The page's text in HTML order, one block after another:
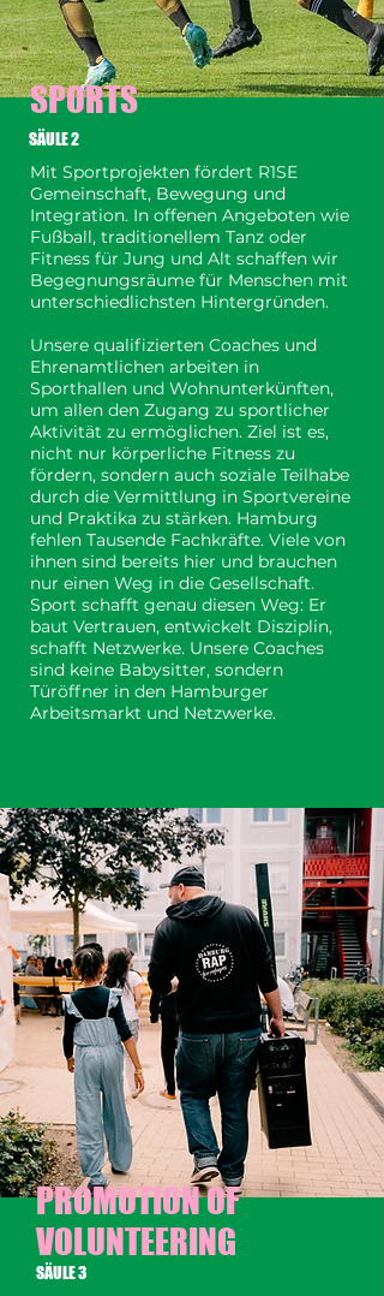
SPORTS
SÄULE 2
Mit Sportprojekten fördert R1SE
Gemeinschaft, Bewegung und
Integration. In offenen Angeboten wie
Fußball, traditionellem Tanz oder
Fitness für Jung und Alt schaffen wir
Begegnungsräume für Menschen mit
unterschiedlichsten Hintergründen.
Unsere qualifizierten Coaches und
Ehrenamtlichen arbeiten in
Sporthallen und Wohnunterkünften,
um allen den Zugang zu sportlicher
Aktivität zu ermöglichen. Ziel ist es,
nicht nur körperliche Fitness zu
fördern, sondern auch soziale Teilhabe
durch die Vermittlung in Sportvereine
und Praktika zu stärken. Hamburg
fehlen Tausende Fachkräfte. Viele von
ihnen sind bereits hier und brauchen
nur einen Weg in die Gesellschaft.
Sport schafft genau diesen Weg: Er
baut Vertrauen, entwickelt Disziplin,
schafft Netzwerke. Unsere Coaches
sind keine Babysitter, sondern
Türöffner in den Hamburger
Arbeitsmarkt und Netzwerke.
PROMOTION OF
VOLUNTEERING
SÄULE 3